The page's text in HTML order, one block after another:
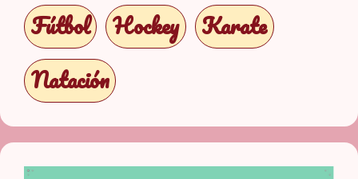
Fútbol
Hockey
Karate
Natación